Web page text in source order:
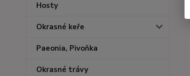
Hosty
Okrasné keře
Paeonia, Pivoňka
Okrasné trávy